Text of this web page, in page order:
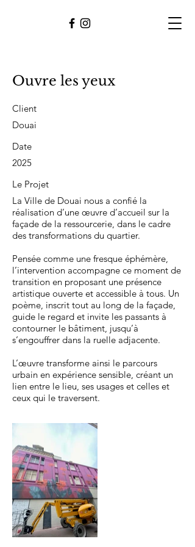
Ouvre les yeux
Client
Douai
Date
2025
Le Projet
La Ville de Douai nous a confié la
réalisation d’une œuvre d’accueil sur la
façade de la ressourcerie, dans le cadre
des transformations du quartier.
Pensée comme une fresque éphémère,
l’intervention accompagne ce moment de
transition en proposant une présence
artistique ouverte et accessible à tous. Un
poème, inscrit tout au long de la façade,
guide le regard et invite les passants à
contourner le bâtiment, jusqu’à
s’engouffrer dans la ruelle adjacente.
L’œuvre transforme ainsi le parcours
urbain en expérience sensible, créant un
lien entre le lieu, ses usages et celles et
ceux qui le traversent.